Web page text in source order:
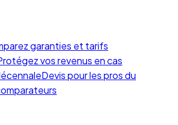
garanties et tarifs
vos revenus en cas
Devis pour les pros du